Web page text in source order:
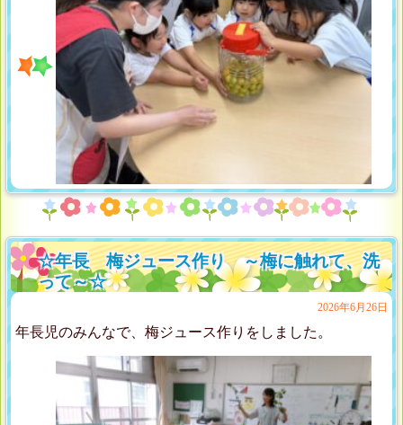
☆年長 梅ジュース作り ～梅に触れて、洗
って～☆
2026年6月26日
年長児のみんなで、梅ジュース作りをしました。